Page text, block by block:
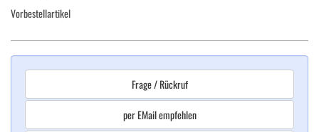
Vorbestellartikel
Frage / Rückruf
per EMail empfehlen